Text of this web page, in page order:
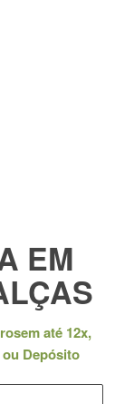
EM
em até 12x,
ou Depósito